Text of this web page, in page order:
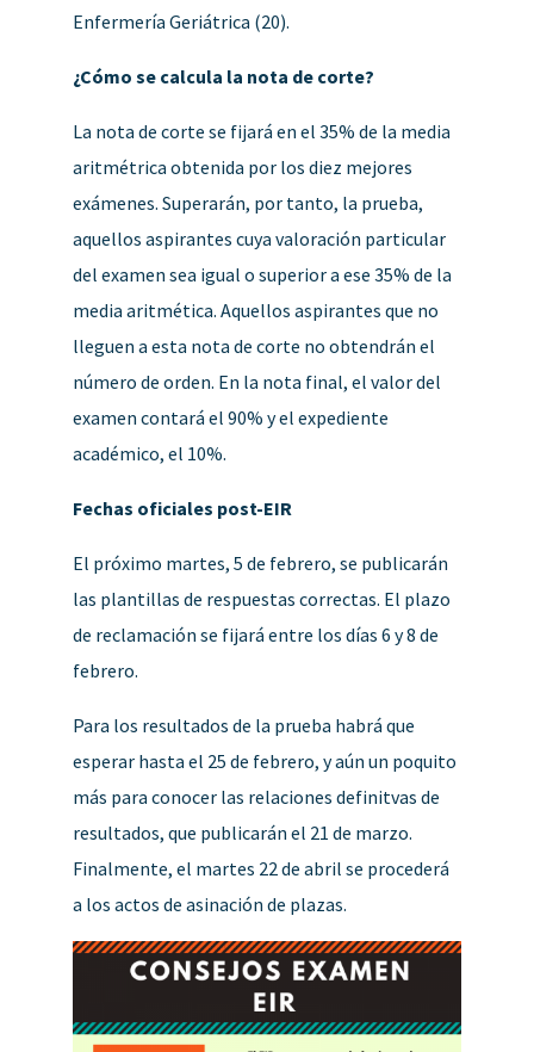
Enfermería Geriátrica (20).
¿Cómo se calcula la nota de corte?
La nota de corte se fijará en el 35% de la media
aritmétrica obtenida por los diez mejores
exámenes. Superarán, por tanto, la prueba,
aquellos aspirantes cuya valoración particular
del examen sea igual o superior a ese 35% de la
media aritmética. Aquellos aspirantes que no
lleguen a esta nota de corte no obtendrán el
número de orden. En la nota final, el valor del
examen contará el 90% y el expediente
académico, el 10%.
Fechas oficiales post-EIR
El próximo martes, 5 de febrero, se publicarán
las plantillas de respuestas correctas. El plazo
de reclamación se fijará entre los días 6 y 8 de
febrero.
Para los resultados de la prueba habrá que
esperar hasta el 25 de febrero, y aún un poquito
más para conocer las relaciones definitvas de
resultados, que publicarán el 21 de marzo.
Finalmente, el martes 22 de abril se procederá
a los actos de asinación de plazas.